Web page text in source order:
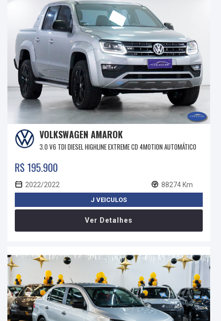
VOLKSWAGEN AMAROK
3.0 V6 TDI DIESEL HIGHLINE EXTREME CD 4MOTION AUTOMÁTICO
R$ 195.900
2022/2022 88274 Km
J VEICULOS
Ver Detalhes